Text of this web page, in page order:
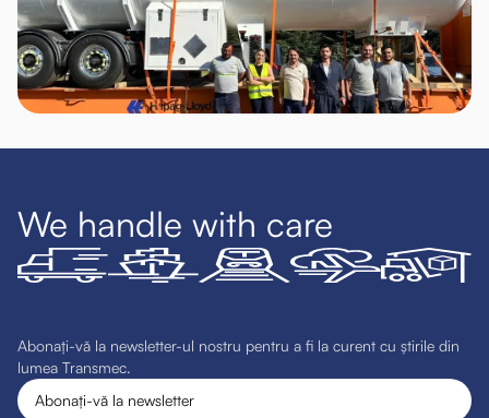
We handle with care
Abonați-vă la newsletter-ul nostru pentru a fi la curent cu știrile din
lumea Transmec.